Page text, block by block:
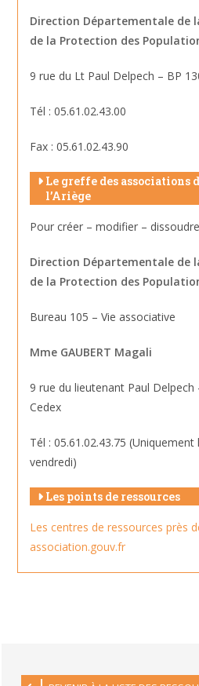
Direction Départementale de
de la Protection des
9 rue du Lt Paul Delpech – BP
Tél : 05.61.02.43.00
Fax : 05.61.02.43.90
Le greffe des associations
l’Ariège
Pour créer – modifier – dissoudre
Direction Départementale de
de la Protection des
Bureau 105 – Vie associative
Mme GAUBERT Magali
9 rue du lieutenant Paul Delpech
Cedex
Tél : 05.61.02.43.75
vendredi)
Les points de ressources
Les centres de ressources près
association.gouv.fr